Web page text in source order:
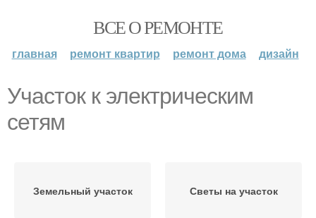
ВСЕ О РЕМОНТЕ
главная ремонт квартир ремонт дома дизайн
Участок к электрическим
сетям
Земельный участок Светы на участок